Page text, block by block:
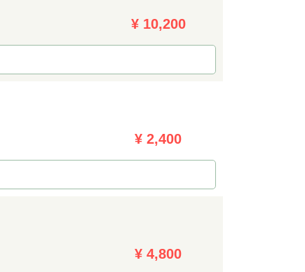
¥ 10,200
¥ 2,400
¥ 4,800